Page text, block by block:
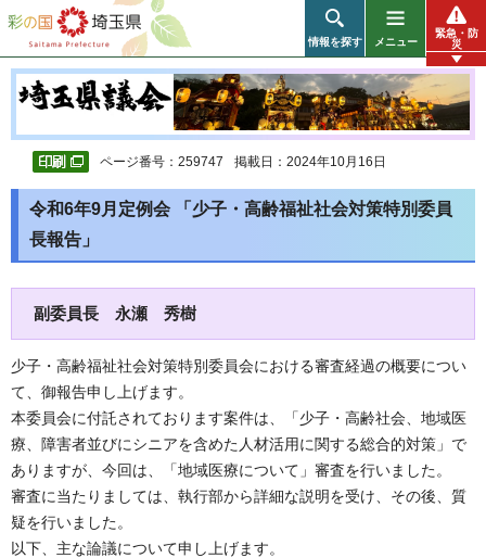
彩の国 埼玉県
情報を探す メニュー
緊急・防
災
ページ番号：259747 掲載日：2024年10月16日
令和6年9月定例会 「少子・高齢福祉社会対策特別委員
長報告」
副委員長 永瀬 秀樹
少子・高齢福祉社会対策特別委員会における審査経過の概要につい
て、御報告申し上げます。
本委員会に付託されております案件は、「少子・高齢社会、地域医
療、障害者並びにシニアを含めた人材活用に関する総合的対策」で
ありますが、今回は、「地域医療について」審査を行いました。
審査に当たりましては、執行部から詳細な説明を受け、その後、質
疑を行いました。
以下、主な論議について申し上げます。